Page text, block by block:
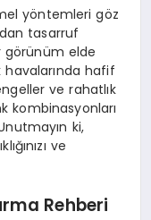
yöntemleri göz
tasarruf
elde
havalarında hafif
ve rahatlık
kombinasyonları
ki,
ve
Rehberi